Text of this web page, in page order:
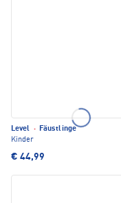
Level · Fäustlinge
Kinder
€ 44,99